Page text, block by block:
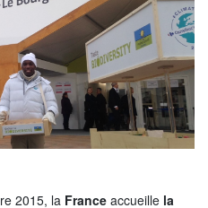
2015, la France accueille la